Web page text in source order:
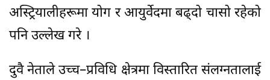
अस्ट्रियालीहरूमा योग र आयुर्वेदमा बढ्दो चासो रहेको
पनि उल्लेख गरे ।
दुवै नेताले उच्च–प्रविधि क्षेत्रमा विस्तारित संलग्नतालाई